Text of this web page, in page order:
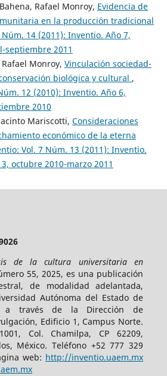
Rafael Monroy, Evidencia de
en la producción tradicional
14 (2011): Inventio. Año 7,
septiembre 2011
Monroy, Vinculación sociedad-
biológica y cultural ,
12 (2010): Inventio. Año 6,
2010
Mariscotti, Consideraciones
económico de la eterna
Vol. 7 Núm. 13 (2011): Inventio.
octubre 2010-marzo 2011
de la cultura universitaria en
55, 2025, es una publicación
de modalidad adelantada,
Autónoma del Estado de
a través de la Dirección de
Edificio 1, Campus Norte.
Col. Chamilpa, CP 62209,
México. Teléfono +52 777 329
web: http://inventio.uaem.mx